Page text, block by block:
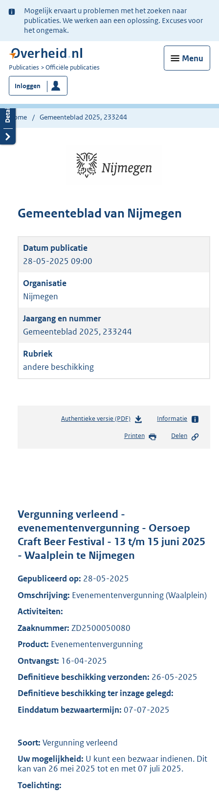
Ter
informatie:
Mogelijk ervaart u problemen met het zoeken naar
publicaties. We werken aan een oplossing. Excuses voor
het ongemak.
Menu
U
bent
nu
hier:
Publicaties Officiële publicaties
Inloggen
Home Gemeenteblad 2025, 233244
Gemeenteblad van Nijmegen
28-05-2025 09:00
Nijmegen
Gemeenteblad 2025, 233244
andere beschikking
Authentieke versie (PDF)b
s
o
t
t
0
Informatie
Printen Delen
Vergunning verleend -
evenementenvergunning - Oersoep
Craft Beer Festival - 13 t/m 15 juni 2025
- Waalplein te Nijmegen
Gepubliceerd op: 28-05-2025
Omschrijving: Evenementenvergunning (Waalplein)
Activiteiten:
Zaaknummer: ZD2500050080
Product: Evenementenvergunning
Ontvangst: 16-04-2025
Definitieve beschikking verzonden: 26-05-2025
Definitieve beschikking ter inzage gelegd:
Einddatum bezwaartermijn: 07-07-2025
Soort: Vergunning verleend
Uw mogelijkheid: U kunt een bezwaar indienen. Dit
kan van 26 mei 2025 tot en met 07 juli 2025.
Toelichting: